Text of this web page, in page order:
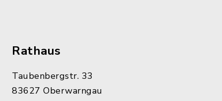
Rathaus
Taubenbergstr. 33
83627 Oberwarngau